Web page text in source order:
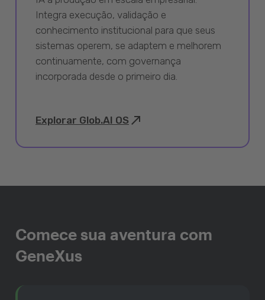
Integra execução, validação e
conhecimento institucional para que seus
sistemas operem, se adaptem e melhorem
continuamente, com governança
incorporada desde o primeiro dia.
Explorar Glob.AI OS
Comece sua aventura com
GeneXus